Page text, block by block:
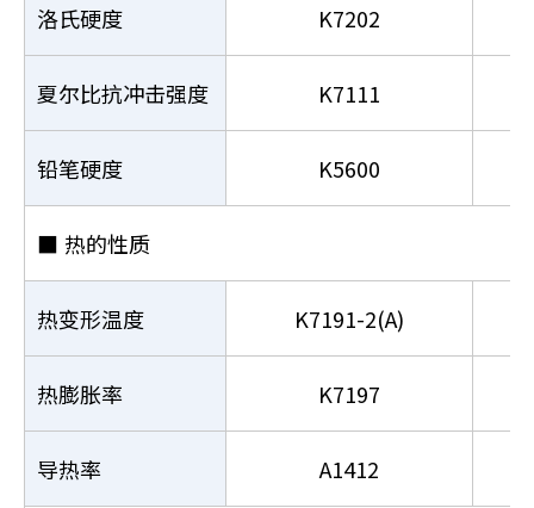
洛氏硬度 K7202
夏尔比抗冲击强度 K7111
铅笔硬度 K5600
■ 热的性质
热变形温度 K7191-2(A)
热膨胀率 K7197
导热率 A1412